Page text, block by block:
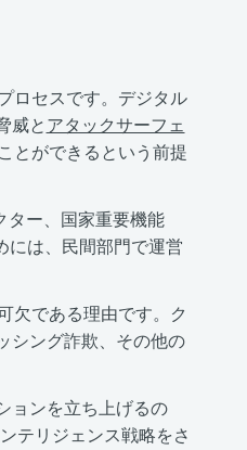
ロセスです。デジタル
威とアタックサーフェ
とができるという前提
ター、国家重要機能
には、民間部門で運営
欠である理由です。ク
シング詐欺、その他の
ョンを立ち上げるの
テリジェンス戦略をさ